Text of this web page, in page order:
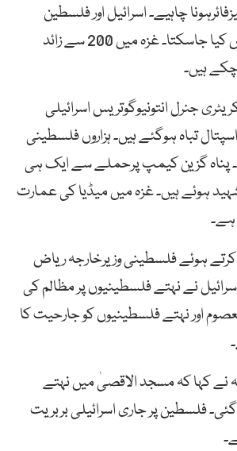
چاہیے۔ اسرائیل اور فلسطین
تنازع کو نظرانداز نہیں کیا جاسکتا۔ غزہ میں 200 سے زائد
ہیں۔
جنرل انتونیوگوتریس اسرائیلی
تباہ ہوگئے ہیں۔ ہزاروں فلسطینی
پناہ گزین کیمپ پرحملے سے ایک ہی
9 افراد شہید ہوئے ہیں۔ غزہ میں میڈیا کی عمارت
ہے۔
ہوئے فلسطینی وزیرخارجہ ریاض
نے نہتے فلسطینیوں پر مظالم کی
اور نہتے فلسطینیوں کو جارحیت کا
نے کہا کہ مسجد الاقصیٰ میں نہتے
گئی۔ فلسطین پر جاری اسرائیلی بربریت